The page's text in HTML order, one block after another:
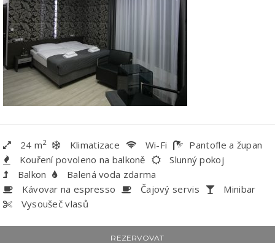
24 m2 Klimatizace Wi-Fi
Pantofle a župan
Kouření povoleno na balkoně
Slunný pokoj
Balkon
Balená voda zdarma
Kávovar na espresso
Čajový servis
Minibar
Vysoušeč vlasů
REZERVOVAT